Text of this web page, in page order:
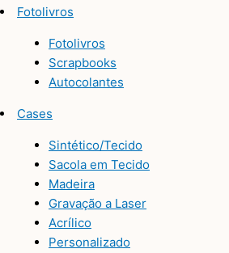
Fotolivros
Fotolivros
Scrapbooks
Autocolantes
Cases
Sintético/Tecido
Sacola em Tecido
Madeira
Gravação a Laser
Acrílico
Personalizado